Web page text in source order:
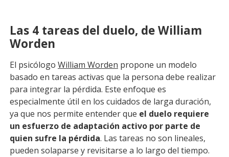
Las 4 tareas del duelo, de William
Worden
El psicólogo William Worden propone un modelo
basado en tareas activas que la persona debe realizar
para integrar la pérdida. Este enfoque es
especialmente útil en los cuidados de larga duración,
ya que nos permite entender que el duelo requiere
un esfuerzo de adaptación activo por parte de
quien sufre la pérdida. Las tareas no son lineales,
pueden solaparse y revisitarse a lo largo del tiempo.